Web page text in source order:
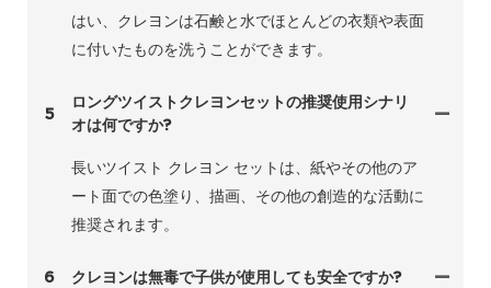
はい、クレヨンは石鹸と水でほとんどの衣類や表面
に付いたものを洗うことができます。
5
ロングツイストクレヨンセットの推奨使用シナリ
オは何ですか?
長いツイスト クレヨン セットは、紙やその他のア
ート面での色塗り、描画、その他の創造的な活動に
推奨されます。
6 クレヨンは無毒で子供が使用しても安全ですか?